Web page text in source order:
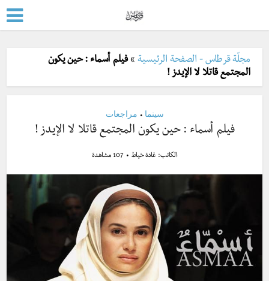
مجلّة قرطاس - الصفحة الرئيسية »فيلم أسماء : حين يكون
المجتمع قاتلا لا الإيدز !
سينما • مراجعات
فيلم أسماء : حين يكون المجتمع قاتلا لا الإيدز !
الكاتب:غادة خياط 107 مشاهدة